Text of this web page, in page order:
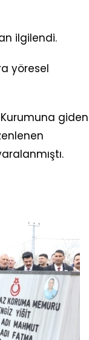
ilgilendi.
yöresel
Kurumuna giden